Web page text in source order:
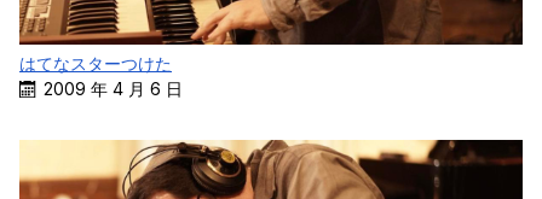
はてなスターつけた
2009 年 4 月 6 日